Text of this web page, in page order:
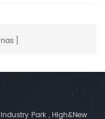
Park , High&New